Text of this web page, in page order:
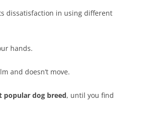
dissatisfaction in using different
hands.
and doesn’t move.
popular dog breed, until you find